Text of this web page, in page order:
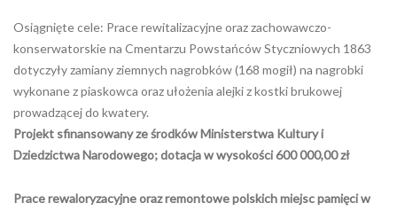
Osiągnięte cele: Prace rewitalizacyjne oraz zachowawczo-
konserwatorskie na Cmentarzu Powstańców Styczniowych 1863
dotyczyły zamiany ziemnych nagrobków (168 mogił) na nagrobki
wykonane z piaskowca oraz ułożenia alejki z kostki brukowej
prowadzącej do kwatery.
Projekt sfinansowany ze środków Ministerstwa Kultury i
Dziedzictwa Narodowego; dotacja w wysokości 600 000,00 zł
Prace rewaloryzacyjne oraz remontowe polskich miejsc pamięci w